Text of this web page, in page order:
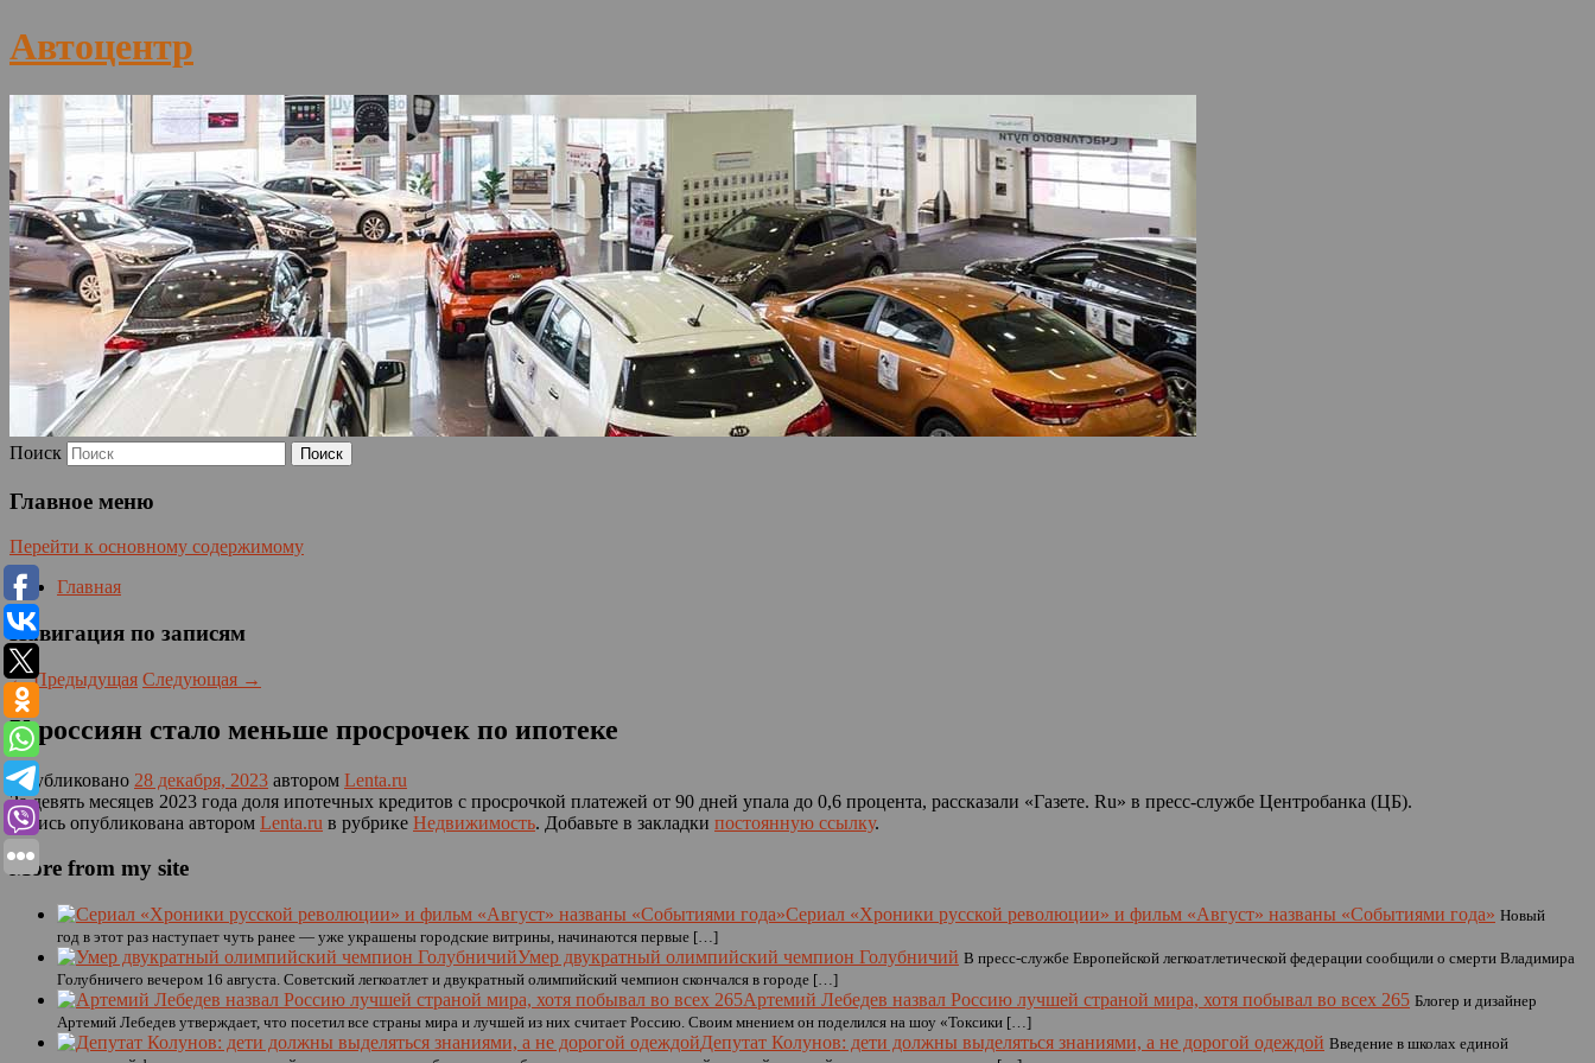
Автоцентр
Поиск
Главное меню
Перейти к основному содержимому
Главная
Навигация по записям
←Предыдущая Следующая →
У россиян стало меньше просрочек по ипотеке
Опубликовано 28 декабря, 2023 автором Lenta.ru
За девять месяцев 2023 года доля ипотечных кредитов с просрочкой платежей от 90 дней упала до 0,6 процента, рассказали «Газете. Ru» в пресс-службе Центробанка (ЦБ).
Запись опубликована автором Lenta.ru в рубрике Недвижимость. Добавьте в закладки постоянную ссылку.
More from my site
Сериал «Хроники русской революции» и фильм «Август» названы «Событиями года» Новый
год в этот раз наступает чуть ранее — уже украшены городские витрины, начинаются первые […]
Умер двукратный олимпийский чемпион Голубничий В пресс-службе Европейской легкоатлетической федерации сообщили о смерти Владимира
Голубничего вечером 16 августа. Советский легкоатлет и двукратный олимпийский чемпион скончался в городе […]
Артемий Лебедев назвал Россию лучшей страной мира, хотя побывал во всех 265 Блогер и дизайнер
Артемий Лебедев утверждает, что посетил все страны мира и лучшей из них считает Россию. Своим мнением он поделился на шоу «Токсики […]
Депутат Колунов: дети должны выделяться знаниями, а не дорогой одеждой Введение в школах единой